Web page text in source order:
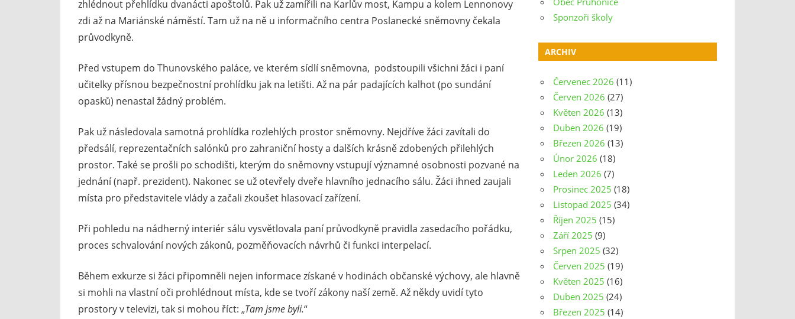
zhlédnout přehlídku dvanácti apoštolů. Pak už zamířili na Karlův most, Kampu a kolem Lennonovy
zdi až na Mariánské náměstí. Tam už na ně u informačního centra Poslanecké sněmovny čekala
průvodkyně.
Před vstupem do Thunovského paláce, ve kterém sídlí sněmovna, podstoupili všichni žáci i paní
učitelky přísnou bezpečnostní prohlídku jak na letišti. Až na pár padajících kalhot (po sundání
opasků) nenastal žádný problém.
Pak už následovala samotná prohlídka rozlehlých prostor sněmovny. Nejdříve žáci zavítali do
předsálí, reprezentačních salónků pro zahraniční hosty a dalších krásně zdobených přilehlých
prostor. Také se prošli po schodišti, kterým do sněmovny vstupují významné osobnosti pozvané na
jednání (např. prezident). Nakonec se už otevřely dveře hlavního jednacího sálu. Žáci ihned zaujali
místa pro představitele vlády a začali zkoušet hlasovací zařízení.
Při pohledu na nádherný interiér sálu vysvětlovala paní průvodkyně pravidla zasedacího pořádku,
proces schvalování nových zákonů, pozměňovacích návrhů či funkci interpelací.
Během exkurze si žáci připomněli nejen informace získané v hodinách občanské výchovy, ale hlavně
si mohli na vlastní oči prohlédnout místa, kde se tvoří zákony naší země. Až někdy uvidí tyto
prostory v televizi, tak si mohou říct: „Tam jsme byli.“
Sponzoři školy
ARCHIV
Červenec 2026 (11)
Červen 2026 (27)
Květen 2026 (13)
Duben 2026 (19)
Březen 2026 (13)
Únor 2026 (18)
Leden 2026 (7)
Prosinec 2025 (18)
Listopad 2025 (34)
Říjen 2025 (15)
Září 2025 (9)
Srpen 2025 (32)
Červen 2025 (19)
Květen 2025 (16)
Duben 2025 (24)
Březen 2025 (14)